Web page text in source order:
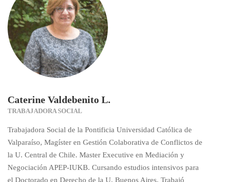
Caterine Valdebenito L.
TRABAJADORA SOCIAL
Trabajadora Social de la Pontificia Universidad Católica de
Valparaíso, Magíster en Gestión Colaborativa de Conflictos de
la U. Central de Chile. Master Executive en Mediación y
Negociación APEP-IUKB. Cursando estudios intensivos para
el Doctorado en Derecho de la U. Buenos Aires. Trabajó